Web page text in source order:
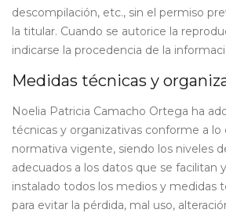
descompilación, etc., sin el permiso
la titular. Cuando se autorice la
indicarse la procedencia de la
Medidas técnicas y
Noelia Patricia Camacho Ortega ha
técnicas y organizativas conforme a lo
normativa vigente, siendo los niveles
adecuados a los datos que se facilitan
instalado todos los medios y medidas
para evitar la pérdida, mal uso,